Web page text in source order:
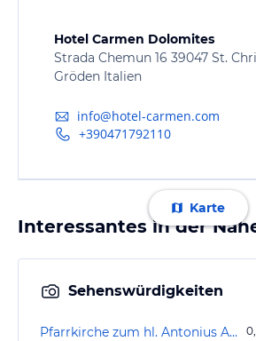
Hotel Carmen Dolomites
Strada Chemun 16 39047 St.
Gröden Italien
info@hotel-carmen.com
+390471792110
Karte
Interessantes in der
Sehenswürdigkeiten
Pfarrkirche zum hl. Antonius Abt und zur hl. Christina